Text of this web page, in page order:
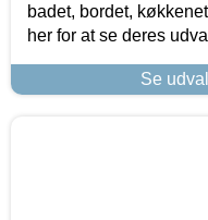
badet, bordet,
her for at se deres
Se